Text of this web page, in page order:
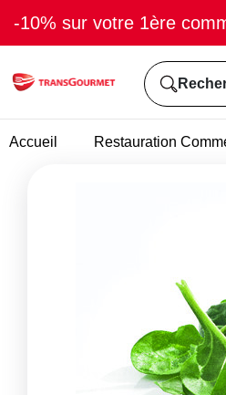
-10% sur votre 1ère
Accueil Restauration